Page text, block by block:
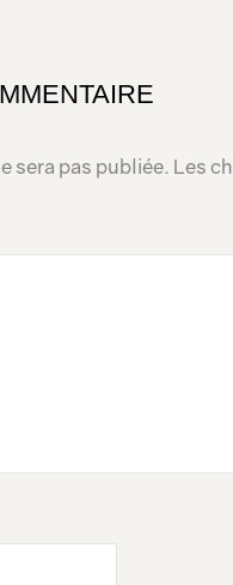
sera pas publiée. Les